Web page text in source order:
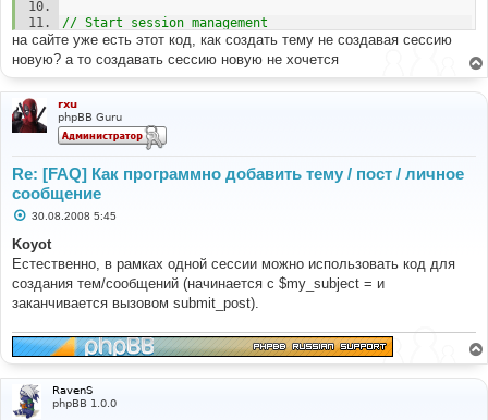
'enable_bbcode' =>
'enable_smilies'
=> true,
'enable_urls'
=> true,
'enable_sig'
=>
'message_md5'
'bbcode_bitfield' => $bitfield,
'bbcode_uid'
=> $uid ,
'post_edit_locked'
'topic_title'
'post_time'
=> 0,
'forum_name'
=> '',
'enable_indexing'
=>
submit_post('post', $my_subject, '', POST_NORMAL
$poll, $data);
$user->session_kill
?>
// Start session management
$user ->session_begin();
$auth->acl($user->data);
setup
// Initialize  login result array
$login =
// Handle logouot button if pressed
if(isset ($_POST['logout']) && $user-> data['user_id']
!= ANONYMOUS
)
{
$user
// Check if user has submitted login and password and
try to log in
if(isset($_POST[ 'login'])
{
$username = request_var('username', '',
$password = request_var('password', '', true);
$autologin
= (!empty($_POST['autologin'])) ?
true : false
на сайте уже есть этот код, как создать тему не создавая сессию
новую? а то создавать сессию новую не хочется
rxu
phpBB Guru
Re: [FAQ] Как программно добавить тему / пост / личное
сообщение
С
о
б
щ
е
н
и
30.08.2008 5:45
Koyot
Естественно, в рамках одной сессии можно использовать код для
создания тем/сообщений (начинается с $my_subject = и
заканчивается вызовом submit_post).
RavenS
phpBB 1.0.0